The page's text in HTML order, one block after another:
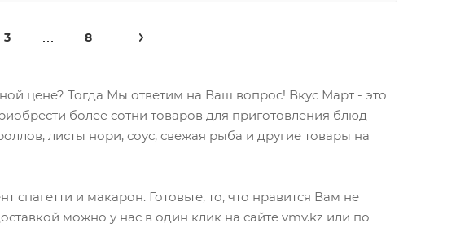
3 8
цене? Тогда Мы ответим на Ваш вопрос! Вкус Март - это
более сотни товаров для приготовления блюд
листы нори, соус, свежая рыба и другие товары на
спагетти и макарон. Готовьте, то, что нравится Вам не
можно у нас в один клик на сайте vmv.kz или по